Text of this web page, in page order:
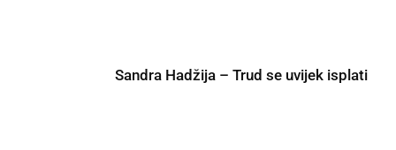
Sandra Hadžija – Trud se uvijek isplati